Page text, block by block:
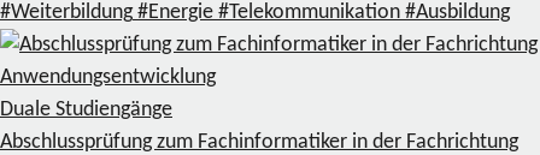
#Weiterbildung #Energie #Telekommunikation #Ausbildung
Duale Studiengänge
Abschlussprüfung zum Fachinformatiker in der Fachrichtung